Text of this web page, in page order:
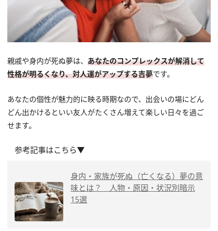
親戚や身内が死ぬ夢は、 あなたのコンプレックスが解消して
性格が明るくなり、対人運がアップする吉夢です。
あなたの個性が魅力的に映る時期なので、出会いの場にどん
どん出かけるといい友人がたくさん増えて楽しい日々を過ご
せます。
参考記事はこちら▼
身内・家族が死ぬ（亡くなる）夢の意
味とは？ 人物・原因・状況別暗示
15選